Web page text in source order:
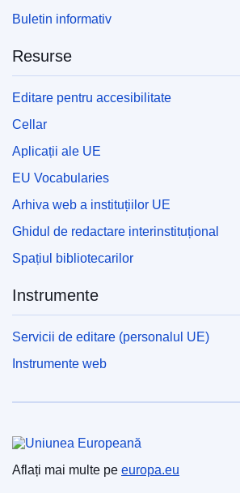
Buletin informativ
Resurse
Editare pentru accesibilitate
Cellar
Aplicații ale UE
EU Vocabularies
Arhiva web a instituțiilor UE
Ghidul de redactare interinstituțional
Spațiul bibliotecarilor
Instrumente
Servicii de editare (personalul UE)
Instrumente web
Aflați mai multe pe europa.eu